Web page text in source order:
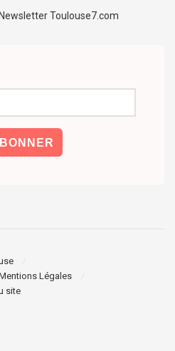
Toulouse7.com
Légales
site